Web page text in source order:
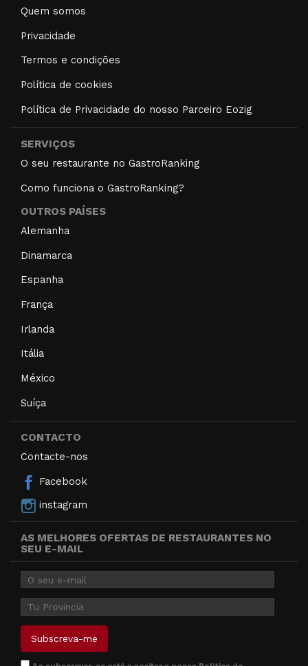
Quem somos
Privacidade
Termos e condições
Política de cookies
Política de Privacidade do nosso Parceiro Eozig
SERVIÇOS
O seu restaurante no GastroRanking
Como funciona o GastroRanking?
OUTROS PAÍSES
Alemanha
Dinamarca
Espanha
França
Irlanda
Itália
México
Suíça
CONTACTO
Contacte-nos
Facebook
instagram
AS MELHORES OFERTAS DE RESTAURANTES NO
SEU E-MAIL